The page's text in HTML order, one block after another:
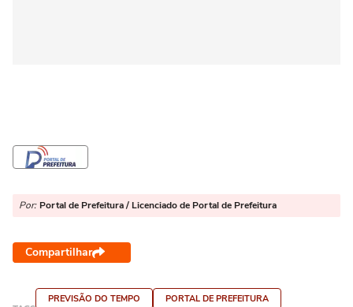
Por: Portal de Prefeitura / Licenciado de Portal de Prefeitura
Compartilhar
PREVISÃO DO TEMPO
PORTAL DE PREFEITURA